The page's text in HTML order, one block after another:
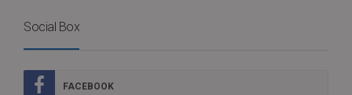
Social Box
FACEBOOK